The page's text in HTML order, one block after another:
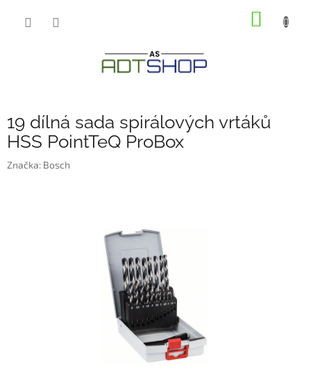
19 dílná sada spirálových vrtáků
HSS PointTeQ ProBox
Značka: Bosch